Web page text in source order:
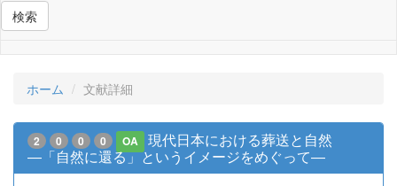
検索
ホーム 文献詳細
2 0 0 0 OA
現代日本における葬送と自然
―「自然に還る」というイメージをめぐって―